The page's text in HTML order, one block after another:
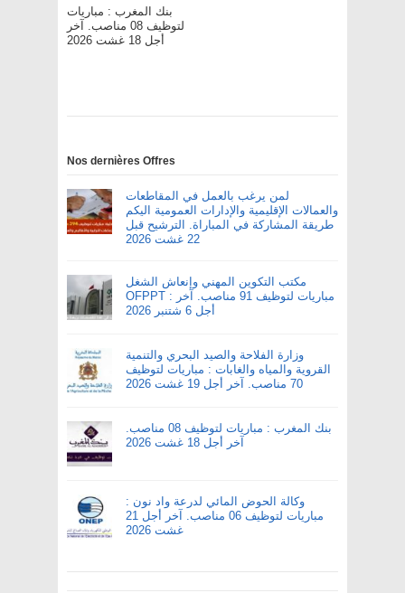
بنك المغرب : مباريات
لتوظيف 08 مناصب. آخر
أجل 18 غشت 2026
Nos dernières Offres
لمن يرغب بالعمل في المقاطعات
والعمالات الإقليمية والإدارات العمومية اليكم
طريقة المشاركة في المباراة. الترشيح قبل
22 غشت 2026
مكتب التكوين المهني وإنعاش الشغل
OFPPT : مباريات لتوظيف 91 مناصب. آخر
أجل 6 شتنبر 2026
وزارة الفلاحة والصيد البحري والتنمية
القروية والمياه والغابات : مباريات لتوظيف
70 مناصب. آخر أجل 19 غشت 2026
بنك المغرب : مباريات لتوظيف 08 مناصب.
آخر أجل 18 غشت 2026
وكالة الحوض المائي لدرعة واد نون :
مباريات لتوظيف 06 مناصب. آخر أجل 21
غشت 2026